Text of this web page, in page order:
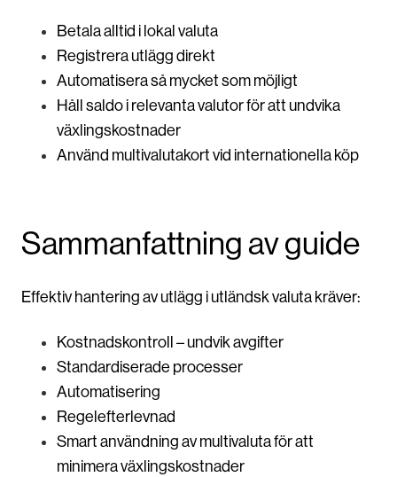
Betala alltid i lokal valuta
Registrera utlägg direkt
Automatisera så mycket som möjligt
Håll saldo i relevanta valutor för att undvika
växlingskostnader
Använd multivalutakort vid internationella köp
Sammanfattning av guide
Effektiv hantering av utlägg i utländsk valuta kräver:
Kostnadskontroll – undvik avgifter
Standardiserade processer
Automatisering
Regelefterlevnad
Smart användning av multivaluta för att
minimera växlingskostnader